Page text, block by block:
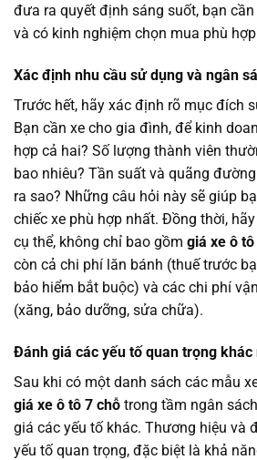
đưa ra quyết định sáng suốt, bạn
và có kinh nghiệm chọn mua phù
Xác định nhu cầu sử dụng và ngân
Trước hết, hãy xác định rõ mục đích
Bạn cần xe cho gia đình, để kinh
hợp cả hai? Số lượng thành viên
bao nhiêu? Tần suất và quãng
ra sao? Những câu hỏi này sẽ giúp
chiếc xe phù hợp nhất. Đồng thời,
cụ thể, không chỉ bao gồm giá xe ô
còn cả chi phí lăn bánh (thuế trước
bảo hiểm bắt buộc) và các chi phí
(xăng, bảo dưỡng, sửa chữa).
Đánh giá các yếu tố quan trọng khác
Sau khi có một danh sách các mẫu
giá xe ô tô 7 chỗ trong tầm ngân
giá các yếu tố khác. Thương hiệu và
yếu tố quan trọng, đặc biệt là khả